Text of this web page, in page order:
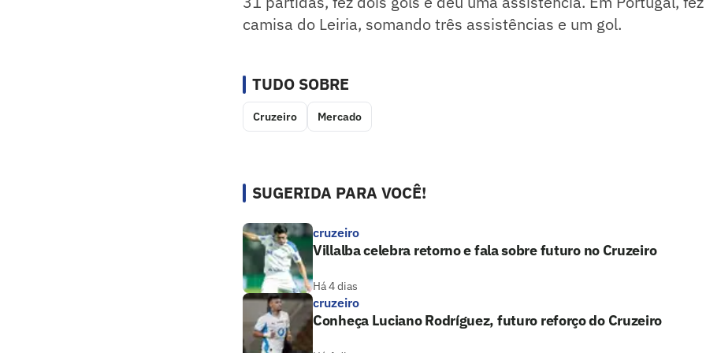
camisa do Leiria, somando três assistências e um gol.
TUDO SOBRE
Cruzeiro Mercado
SUGERIDA PARA VOCÊ!
cruzeiro
Villalba celebra retorno e fala sobre futuro no Cruzeiro
Há 4 dias
cruzeiro
Conheça Luciano Rodríguez, futuro reforço do Cruzeiro